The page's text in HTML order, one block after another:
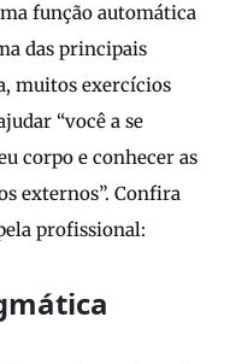
função automática
das principais
muitos exercícios
“você a se
corpo e conhecer as
externos”. Confira
profissional: